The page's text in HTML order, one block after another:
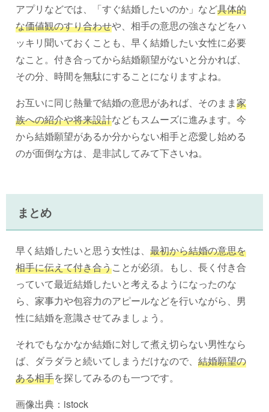
アプリなどでは、「すぐ結婚したいのか」など具体的
な価値観のすり合わせや、相手の意思の強さなどをハ
ッキリ聞いておくことも、早く結婚したい女性に必要
なこと。付き合ってから結婚願望がないと分かれば、
その分、時間を無駄にすることになりますよね。
お互いに同じ熱量で結婚の意思があれば、そのまま家
族への紹介や将来設計などもスムーズに進みます。今
から結婚願望があるか分からない相手と恋愛し始める
のが面倒な方は、是非試してみて下さいね。
まとめ
早く結婚したいと思う女性は、 最初から結婚の意思を
相手に伝えて付き合うことが必須。もし、長く付き合
っていて最近結婚したいと考えるようになったのな
ら、家事力や包容力のアピールなどを行いながら、男
性に結婚を意識させてみましょう。
それでもなかなか結婚に対して煮え切らない男性なら
ば、ダラダラと続いてしまうだけなので、 結婚願望の
ある相手を探してみるのも一つです。
画像出典：istock